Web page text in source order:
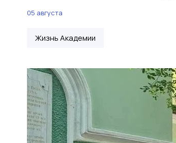
05 августа
Жизнь Академии